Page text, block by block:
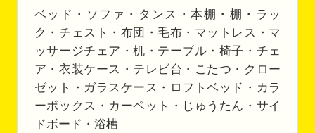
ベッド・ソファ・タンス・本棚・棚・ラッ
ク・チェスト・布団・毛布・マットレス・マ
ッサージチェア・机・テーブル・椅子・チェ
ア・衣装ケース・テレビ台・こたつ・クロー
ゼット・ガラスケース・ロフトベッド・カラ
ーボックス・カーペット・じゅうたん・サイ
ドボード・浴槽